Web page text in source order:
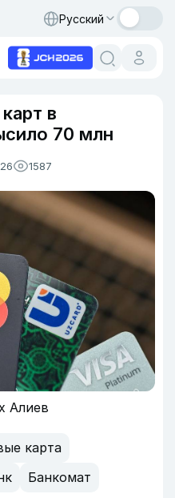
Русский
в
70 млн
1587
Алиев
карта
Банкомат